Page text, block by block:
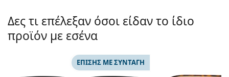
Δες τι επέλεξαν όσοι είδαν το ίδιο
προϊόν με εσένα
ΕΠΊΣΗΣ ΜΕ ΣΥΝΤΑΓΉ